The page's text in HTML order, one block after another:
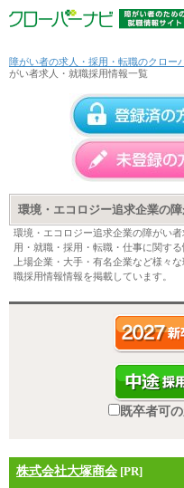
障がい者の求人・採用・転職のクロー
がい者求人・就職採用情報一覧
環境・エコロジー追求企業の
環境・エコロジー追求企業の障がい
用・就職・採用・転職・仕事に関する
上場企業・大手・有名企業など様々
職採用情報情報を掲載しています。
既卒者可
株式会社大塚商会 [PR]